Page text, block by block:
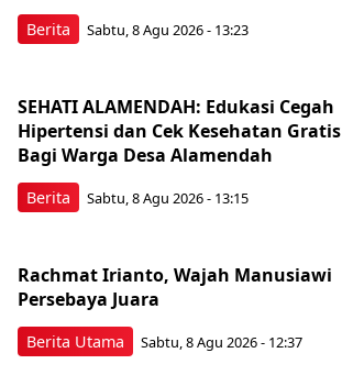
Berita Sabtu, 8 Agu 2026 - 13:23
Berita
SEHATI ALAMENDAH: Edukasi Cegah
Hipertensi dan Cek Kesehatan Gratis
Bagi Warga Desa Alamendah
Sabtu, 8 Agu 2026 - 13:15
Berita Utama
Rachmat Irianto, Wajah Manusiawi
Persebaya Juara
Sabtu, 8 Agu 2026 - 12:37